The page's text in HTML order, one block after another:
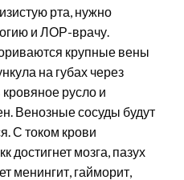
рта, нужно
и ЛОР-врачу.
крупные вены
на губах через
русло и
Венозные сосуды будут
С током крови
достигнет мозга, пазух
менингит, гайморит,